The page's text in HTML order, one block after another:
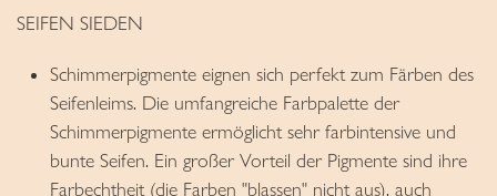
SEIFEN SIEDEN
Schimmerpigmente eignen sich perfekt zum Färben des
Seifenleims. Die umfangreiche Farbpalette der
Schimmerpigmente ermöglicht sehr farbintensive und
bunte Seifen. Ein großer Vorteil der Pigmente sind ihre
Farbechtheit (die Farben "blassen" nicht aus), auch